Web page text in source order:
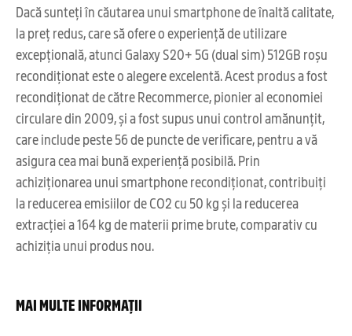
Dacă sunteți în căutarea unui smartphone de înaltă calitate,
la preț redus, care să ofere o experiență de utilizare
excepțională, atunci Galaxy S20+ 5G (dual sim) 512GB roșu
recondiționat este o alegere excelentă. Acest produs a fost
recondiționat de către Recommerce, pionier al economiei
circulare din 2009, și a fost supus unui control amănunțit,
care include peste 56 de puncte de verificare, pentru a vă
asigura cea mai bună experiență posibilă. Prin
achiziționarea unui smartphone recondiționat, contribuiți
la reducerea emisiilor de CO2 cu 50 kg și la reducerea
extracției a 164 kg de materii prime brute, comparativ cu
achiziția unui produs nou.
MAI MULTE INFORMAȚII